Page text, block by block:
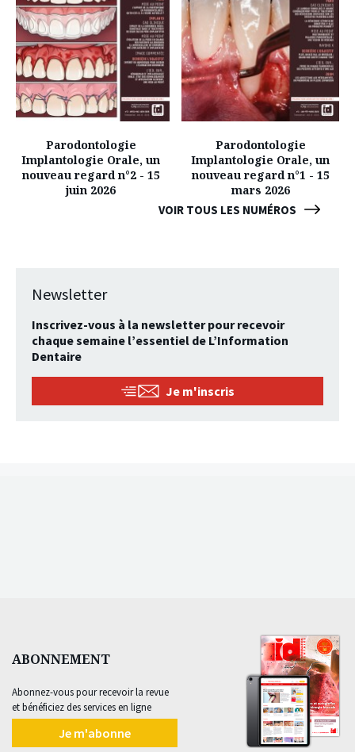
VOIR TOUS LES NUMÉROS
Parodontologie
Implantologie Orale, un
nouveau regard n°2 - 15
juin 2026
Parodontologie
Implantologie Orale, un
nouveau regard n°1 - 15
mars 2026
Newsletter
Inscrivez-vous à la newsletter pour recevoir
chaque semaine l’essentiel de L’Information
Dentaire
Je m'inscris
ABONNEMENT
Abonnez-vous pour recevoir la revue
et bénéficiez des services en ligne
Je m'abonne